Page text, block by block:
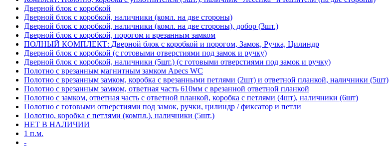
Дверной блок с коробкой
Дверной блок с коробкой, наличники (комл. на две стороны)
Дверной блок с коробкой, наличники (комл. на две стороны), добор (3шт.)
Дверной блок с коробкой, порогом и врезанным замком
ПОЛНЫЙ КОМПЛЕКТ: Дверной блок с коробкой и порогом, Замок, Ручка, Цилиндр
Дверной блок с коробкой (с готовыми отверстиями под замок и ручку)
Дверной блок с коробкой, наличники (5шт.) (с готовыми отверстиями под замок и ручку)
Полотно с врезанным магнитным замком Apecs WC
Полотно с врезанным замком, коробка с врезанными петлями (2шт) и ответной планкой, наличники (5шт)
Полотно с врезанным замком, ответная часть 610мм с врезанной ответной планкой
Полотно с замком, ответная часть с ответной планкой, коробка с петлями (4шт), наличники (6шт)
Полотно с готовыми отверстиями под замок, ручки, цилиндр / фиксатор и петли
Полотно, коробка с петлями (компл.), наличники (5шт.)
НЕТ В НАЛИЧИИ
1 п.м.
-